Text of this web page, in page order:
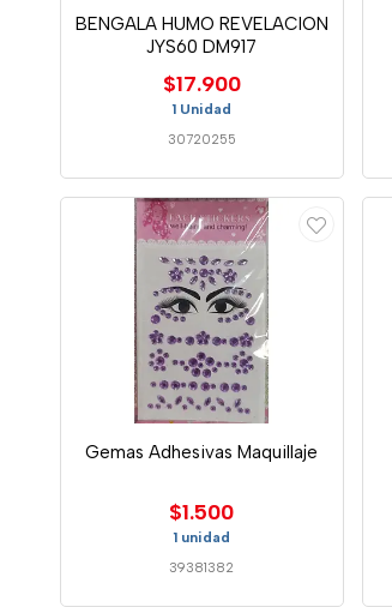
BENGALA HUMO REVELACION
JYS60 DM917
$17.900
1 Unidad
30720255
Gemas Adhesivas Maquillaje
$1.500
1 unidad
39381382